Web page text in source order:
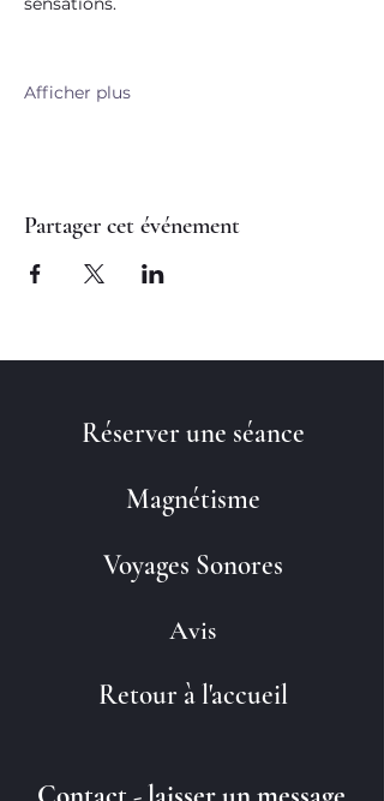
Afficher plus
Partager cet événement
Réserver une séance
Magnétisme
Voyages Sonores
Avis
Retour à l'accueil